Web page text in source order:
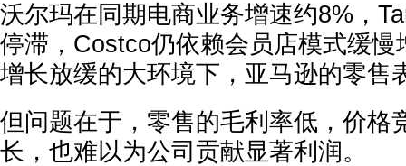
沃尔玛在同期电商业务增速约8%，
停滞，Costco仍依赖会员店模式缓慢
增长放缓的大环境下，亚马逊的零售
但问题在于，零售的毛利率低，价格
长，也难以为公司贡献显著利润。